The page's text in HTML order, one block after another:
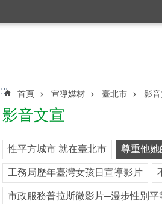
::: 首頁 宣導媒材 臺北市 影
影音文宣
性平方城市 就在臺北市 尊重他她
工務局歷年臺灣女孩日宣導影片
市政服務普拉斯微影片─漫步性別平